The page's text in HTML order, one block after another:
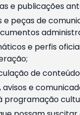
e publicações
peças de
e perfis
de
e
programação